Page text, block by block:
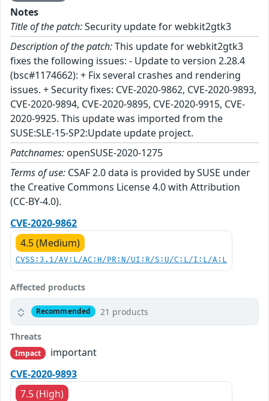
Notes
Title of the patch:Security update for webkit2gtk3
Description of the patch:This update for webkit2gtk3
fixes the following issues: - Update to version 2.28.4
(bsc#1174662): + Fix several crashes and rendering
issues. + Security fixes: CVE-2020-9862, CVE-2020-9893,
CVE-2020-9894, CVE-2020-9895, CVE-2020-9915, CVE-
2020-9925. This update was imported from the
SUSE:SLE-15-SP2:Update update project.
Patchnames: openSUSE-2020-1275
Terms of use: CSAF 2.0 data is provided by SUSE under
the Creative Commons License 4.0 with Attribution
(CC-BY-4.0).
CVE-2020-9862
4.5 (Medium)
CVSS:3.1/AV:L/AC:H/PR:N/UI:R/S:U/C:L/I:L/A:L
Affected products
Recommended 21 products
Threats
Impact
important
CVE-2020-9893
7.5 (High)